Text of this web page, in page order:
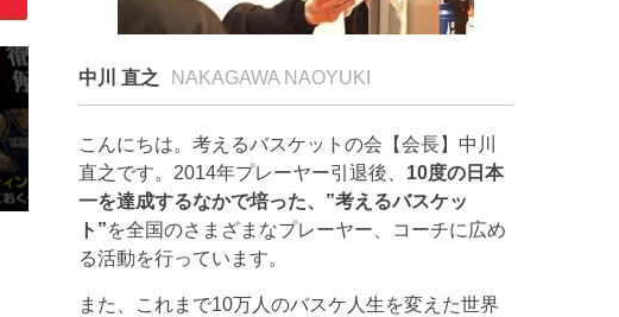
中川 直之 NAKAGAWA NAOYUKI
こんにちは。考えるバスケットの会【会長】中川
直之です。2014年プレーヤー引退後、 10度の日本
一を達成するなかで培った、”考えるバスケッ
ト”を全国のさまざまなプレーヤー、コーチに広め
る活動を行っています。
また、これまで10万人のバスケ人生を変えた世界